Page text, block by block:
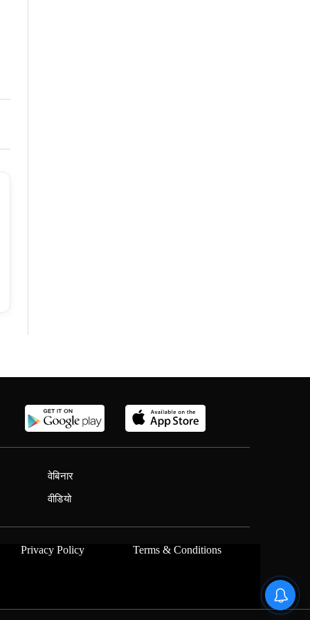
वेबिनार
वीडियो
Privacy Policy Terms & Conditions